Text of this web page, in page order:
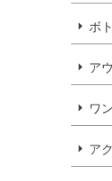
ボ
ア
ワ
ア